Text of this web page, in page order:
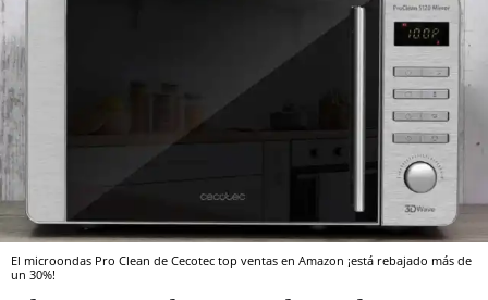
El microondas Pro Clean de Cecotec top ventas en Amazon ¡está rebajado más de
un 30%!